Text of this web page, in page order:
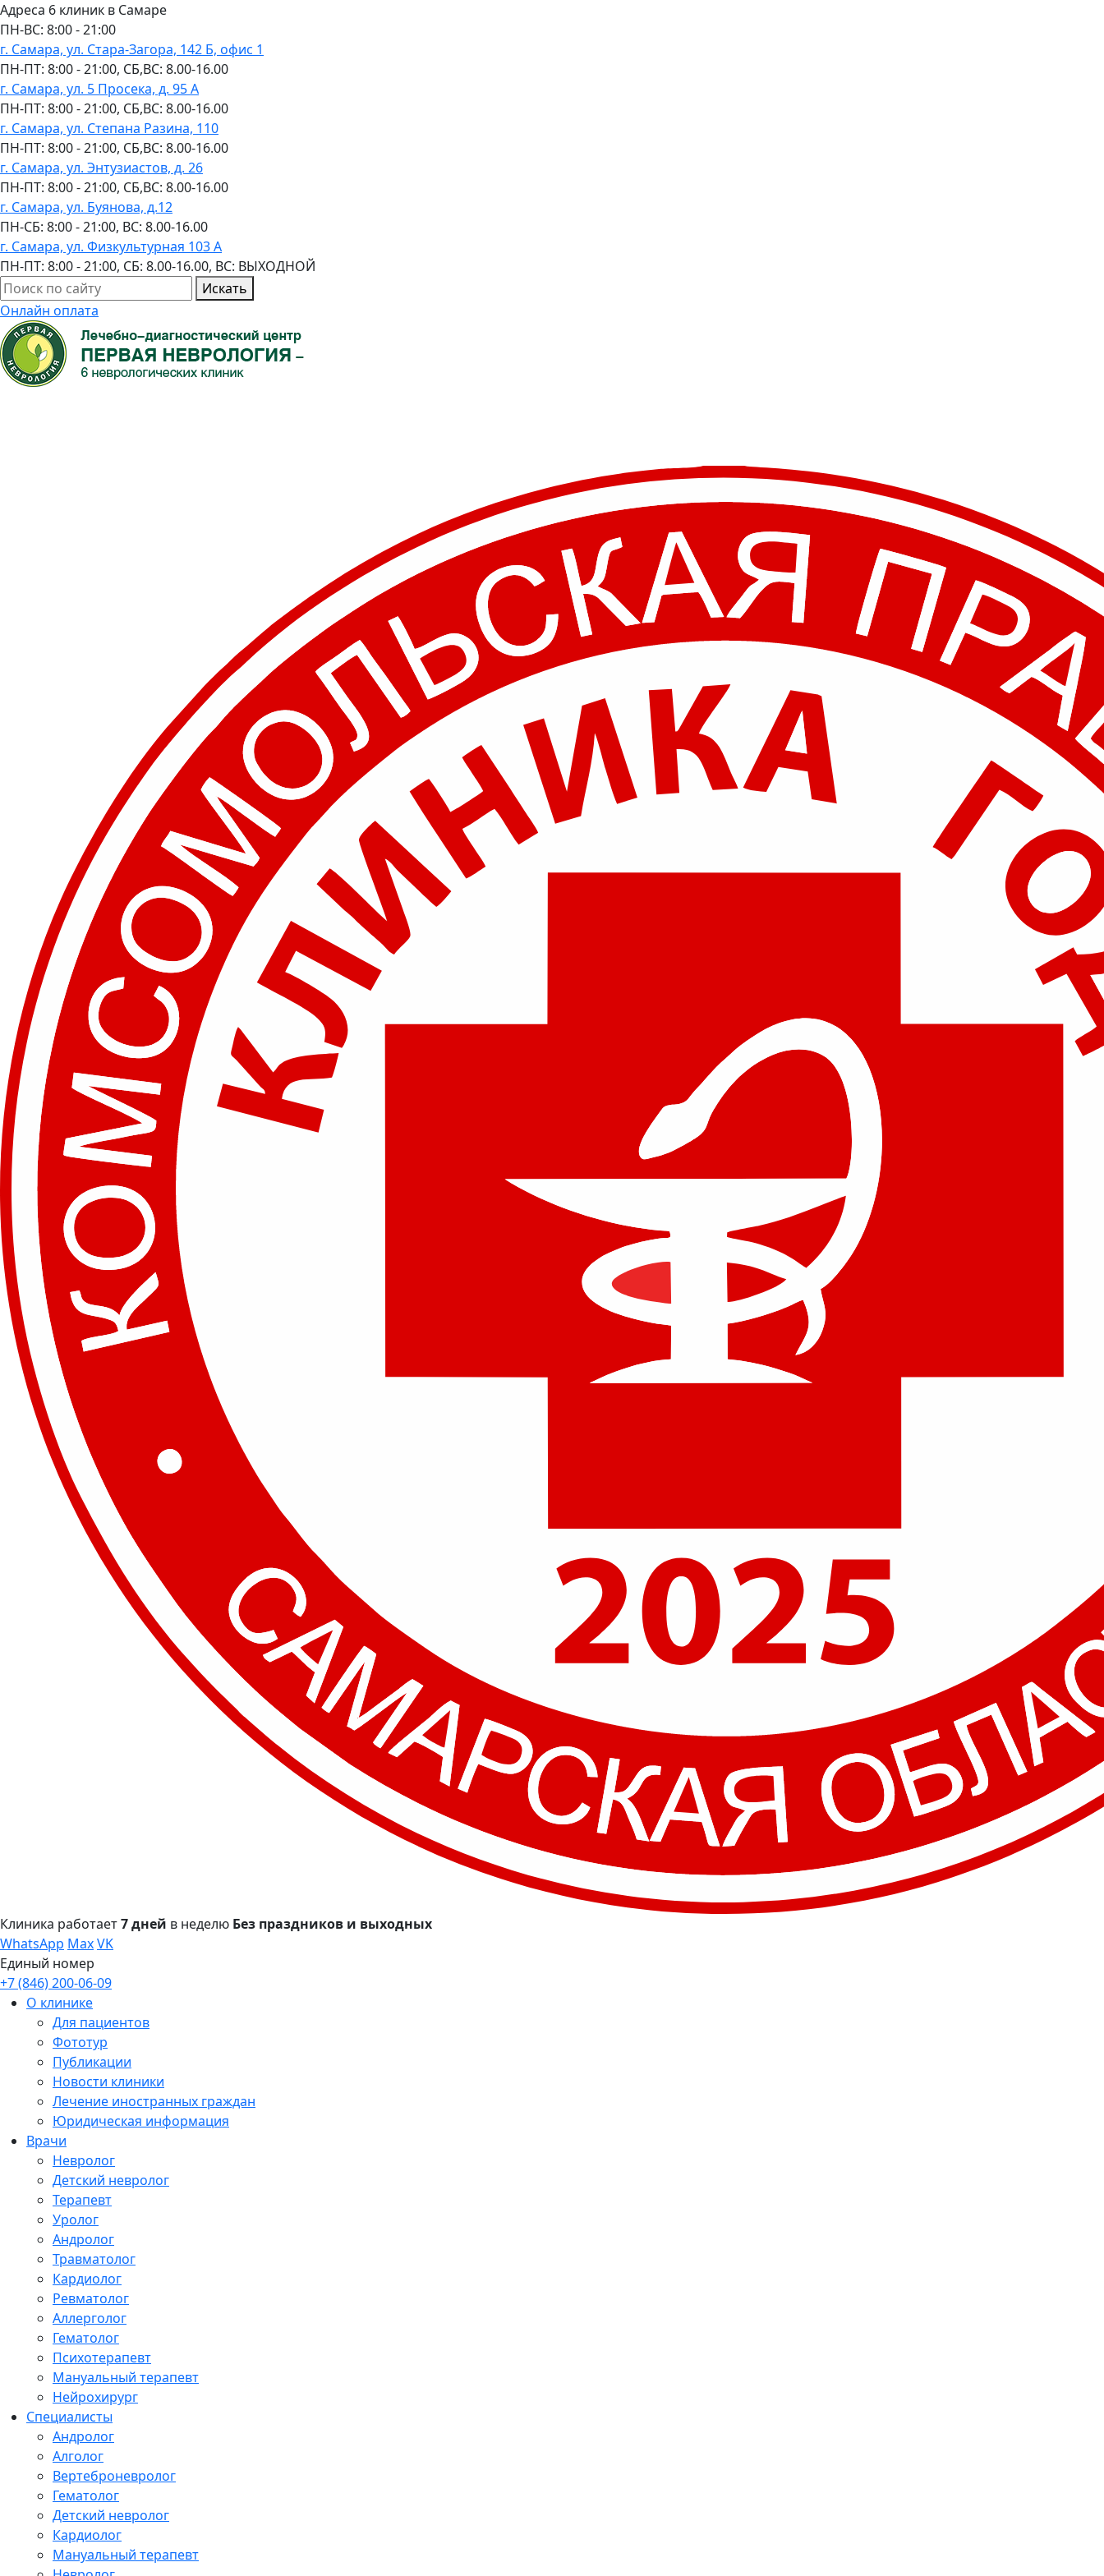
Адреса 6 клиник в Самаре
ПН-ВC: 8:00 - 21:00
г. Самара, ул. Стара-Загора, 142 Б, офис 1
ПН-ПТ: 8:00 - 21:00, СБ,ВС: 8.00-16.00
г. Самара, ул. 5 Просека, д. 95 А
ПН-ПТ: 8:00 - 21:00, СБ,ВС: 8.00-16.00
г. Самара, ул. Степана Разина, 110
ПН-ПТ: 8:00 - 21:00, СБ,ВС: 8.00-16.00
г. Самара, ул. Энтузиастов, д. 26
ПН-ПТ: 8:00 - 21:00, СБ,ВС: 8.00-16.00
г. Самара, ул. Буянова, д.12
ПН-СБ: 8:00 - 21:00, ВС: 8.00-16.00
г. Самара, ул. Физкультурная 103 А
ПН-ПТ: 8:00 - 21:00, СБ: 8.00-16.00, ВС: ВЫХОДНОЙ
Искать
Онлайн оплата
Клиника работает7 дней в неделю Без праздников и выходных
WhatsApp MaxVK
Единый номер
+7 (846) 200-06-09
О клинике
Для пациентов
Фототур
Публикации
Новости клиники
Лечение иностранных граждан
Юридическая информация
Врачи
Невролог
Детский невролог
Терапевт
Уролог
Андролог
Травматолог
Кардиолог
Ревматолог
Аллерголог
Гематолог
Психотерапевт
Мануальный терапевт
Нейрохирург
Специалисты
Андролог
Алголог
Вертеброневролог
Гематолог
Детский невролог
Кардиолог
Мануальный терапевт